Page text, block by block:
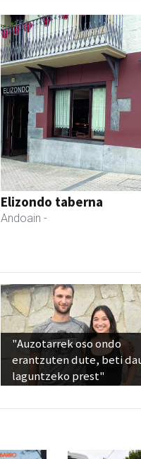
Elizondo taberna
Andoain -
"Auzotarrek oso ondo
erantzuten dute, beti
laguntzeko prest"